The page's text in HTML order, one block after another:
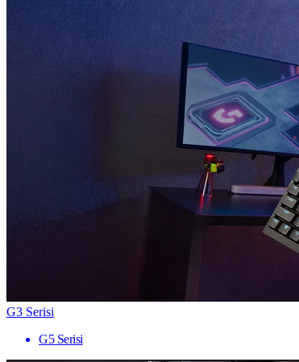
G3 Serisi
G5 Serisi